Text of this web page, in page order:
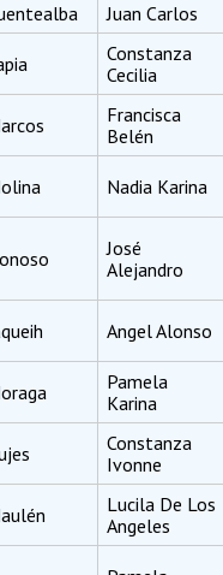
Juan Carlos
Constanza
Cecilia
Francisca
Belén
Nadia Karina
José
Alejandro
Angel Alonso
Pamela
Karina
Constanza
Ivonne
Lucila De Los
Angeles